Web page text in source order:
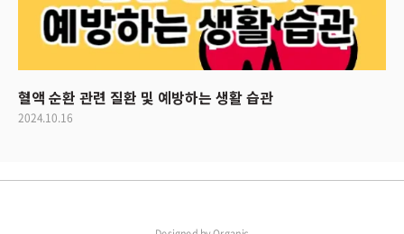
혈액 순환 관련 질환 및 예방하는 생활 습관
2024.10.16